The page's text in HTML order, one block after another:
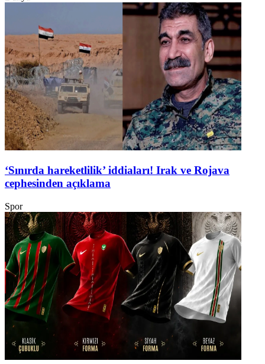
‘Sınırda hareketlilik’ iddiaları! Irak ve Rojava
cephesinden açıklama
Spor